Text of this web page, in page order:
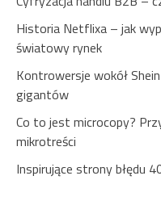
Historia Netflixa – jak
światowy rynek
Kontrowersje wokół
gigantów
Co to jest microcopy?
mikrotreści
Inspirujące strony błędu